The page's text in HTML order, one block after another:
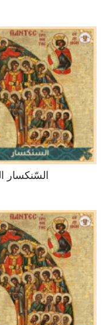
♱السّنكسار